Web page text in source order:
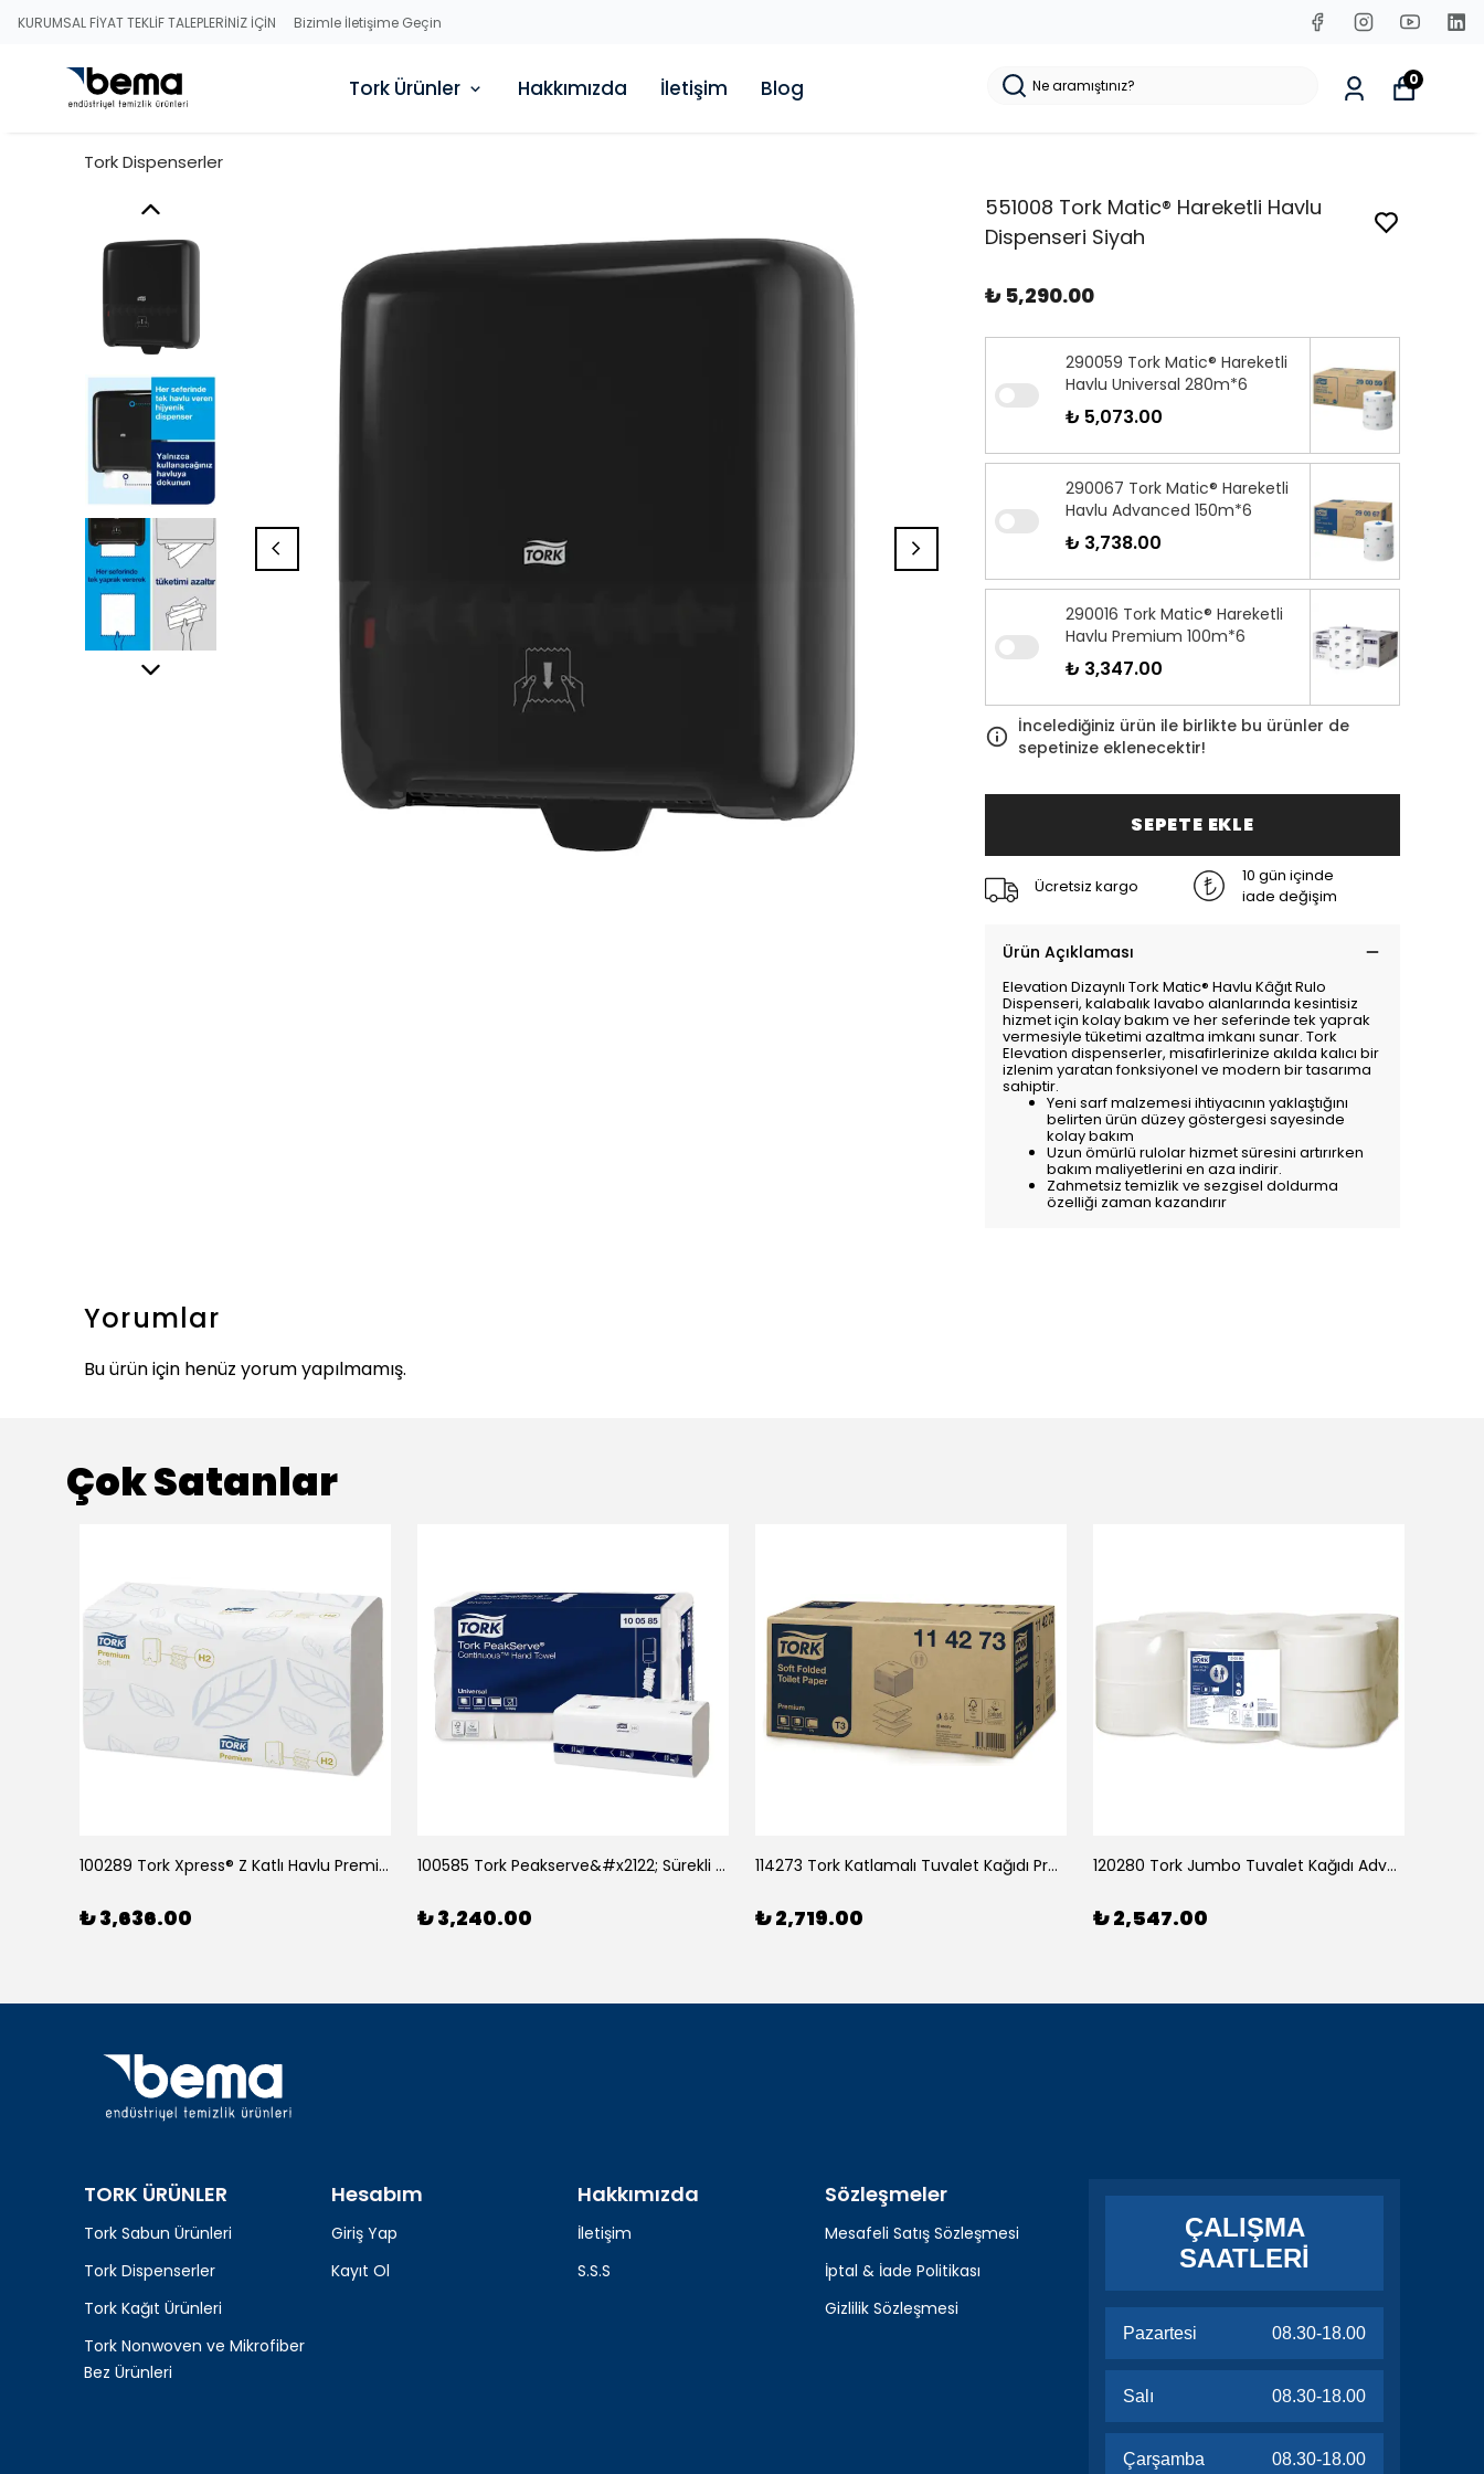
KURUMSAL FİYAT TEKLİF TALEPLERİNİZ İÇİN Bizimle İletişime Geçin
Tork Ürünler Hakkımızda İletişim Blog 0
Tork Dispenserler
551008 Tork Matic® Hareketli Havlu
Dispenseri Siyah
₺ 5,290.00
290059 Tork Matic® Hareketli
Havlu Universal 280m*6
₺ 5,073.00
290067 Tork Matic® Hareketli
Havlu Advanced 150m*6
₺ 3,738.00
290016 Tork Matic® Hareketli
Havlu Premium 100m*6
₺ 3,347.00
İncelediğiniz ürün ile birlikte bu ürünler de
sepetinize eklenecektir!
SEPETE EKLE
Ücretsiz kargo
10 gün içinde
iade değişim
Ürün Açıklaması
Elevation Dizaynlı Tork Matic® Havlu Kâğıt Rulo
Dispenseri, kalabalık lavabo alanlarında kesintisiz
hizmet için kolay bakım ve her seferinde tek yaprak
vermesiyle tüketimi azaltma imkanı sunar. Tork
Elevation dispenserler, misafirlerinize akılda kalıcı bir
izlenim yaratan fonksiyonel ve modern bir tasarıma
sahiptir.
Yeni sarf malzemesi ihtiyacının yaklaştığını
belirten ürün düzey göstergesi sayesinde
kolay bakım
Uzun ömürlü rulolar hizmet süresini artırırken
bakım maliyetlerini en aza indirir.
Zahmetsiz temizlik ve sezgisel doldurma
özelliği zaman kazandırır
Yorumlar
Bu ürün için henüz yorum yapılmamış.
Çok Satanlar
100289 Tork Xpress® Z Katlı Havlu Premium 150*21
₺ 3,636.00
100585 Tork Peakserve&#x2122; Sürekli Havlu 410*12
₺ 3,240.00
114273 Tork Katlamalı Tuvalet Kağıdı Premium 252*30
₺ 2,719.00
120280 Tork Jumbo Tuvalet Kağıdı Advanced 170m*12
₺ 2,547.00
TORK ÜRÜNLER
Tork Sabun Ürünleri
Tork Dispenserler
Tork Kağıt Ürünleri
Tork Nonwoven ve Mikrofiber
Bez Ürünleri
Hesabım
Giriş Yap
Kayıt Ol
Hakkımızda
İletişim
S.S.S
Sözleşmeler
Mesafeli Satış Sözleşmesi
İptal & İade Politikası
Gizlilik Sözleşmesi
ÇALIŞMA
SAATLERİ
Pazartesi 08.30-18.00
Salı 08.30-18.00
Çarşamba 08.30-18.00